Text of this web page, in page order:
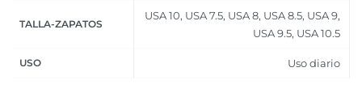
TALLA-ZAPATOS
USA 10, USA 7.5, USA 8, USA 8.5, USA 9,
USA 9.5, USA 10.5
USO Uso diario